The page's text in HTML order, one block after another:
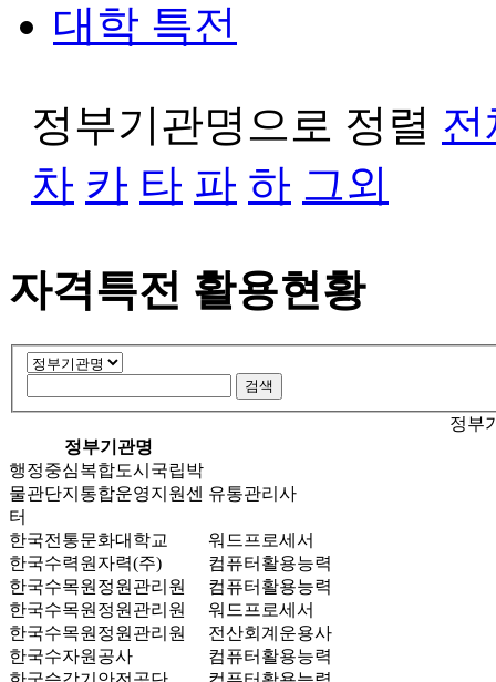
대학 특전
정부기관명으로 정렬 전
차 카 타 파 하 그외
자격특전 활용현황
정부
정부기관명
행정중심복합도시국립박
물관단지통합운영지원센
터
유통관리사
한국전통문화대학교
워드프로세서
한국수력원자력(주)
컴퓨터활용능력
한국수목원정원관리원
컴퓨터활용능력
한국수목원정원관리원
워드프로세서
한국수목원정원관리원
전산회계운용사
한국수자원공사
컴퓨터활용능력